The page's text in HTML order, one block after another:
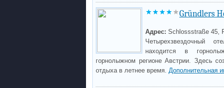
Gründlers
Адрес: Schlossstraße 45,
Четырехзвездочный
находится в
горнолыжном регионе Австрии. Здесь
отдыха в летнее время. Дополнительная